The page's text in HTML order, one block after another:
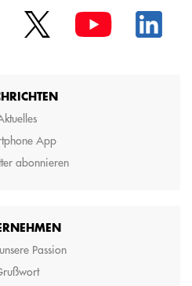
App
abonnieren
Passion